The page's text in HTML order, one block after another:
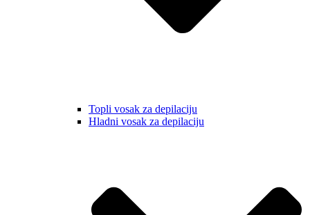
Topli vosak za depilaciju
Hladni vosak za depilaciju